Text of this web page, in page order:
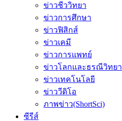
ข่าวชีววิทยา
ข่าวการศึกษา
ข่าวฟิสิกส์
ข่าวเคมี
ข่าวการแพทย์
ข่าวโลกและธรณีวิทยา
ข่าวเทคโนโลยี
ข่าววีดิโอ
ภาพข่าว(ShortSci)
ซีรีส์